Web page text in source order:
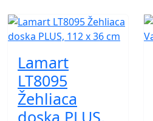
Lamart
LT8095
Žehliaca
doska PLUS,